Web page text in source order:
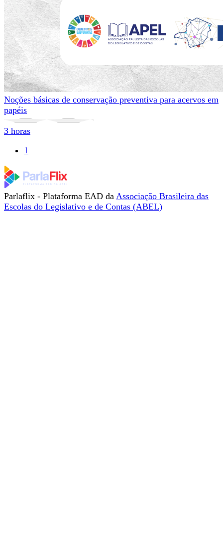
Noções básicas de conservação preventiva para acervos em
papéis
3 horas
1
Parlaflix - Plataforma EAD da Associação Brasileira das
Escolas do Legislativo e de Contas (ABEL)